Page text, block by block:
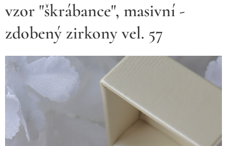
vzor "škrábance", masivní -
zdobený zirkony vel. 57